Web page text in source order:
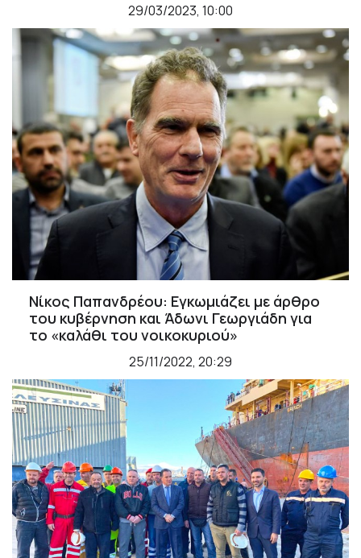
29/03/2023, 10:00
Νίκος Παπανδρέου: Εγκωμιάζει με άρθρο
του κυβέρνηση και Άδωνι Γεωργιάδη για
το «καλάθι του νοικοκυριού»
25/11/2022, 20:29